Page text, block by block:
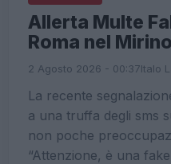
Allerta Multe
Roma nel
2 Agosto 2026 - 00:37Italo
La recente
a una truffa degli sms
non poche
“Attenzione, è una